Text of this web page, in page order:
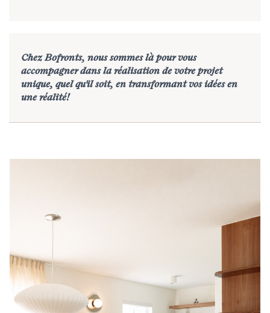
Chez Bofronts, nous sommes là pour vous
accompagner dans la réalisation de votre projet
unique, quel qu'il soit, en transformant vos idées en
une réalité!